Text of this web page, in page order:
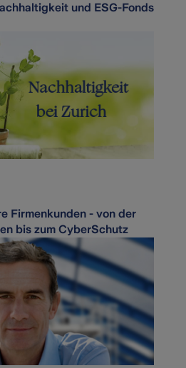
und ESG-Fonds
Firmenkunden - von der
bis zum CyberSchutz